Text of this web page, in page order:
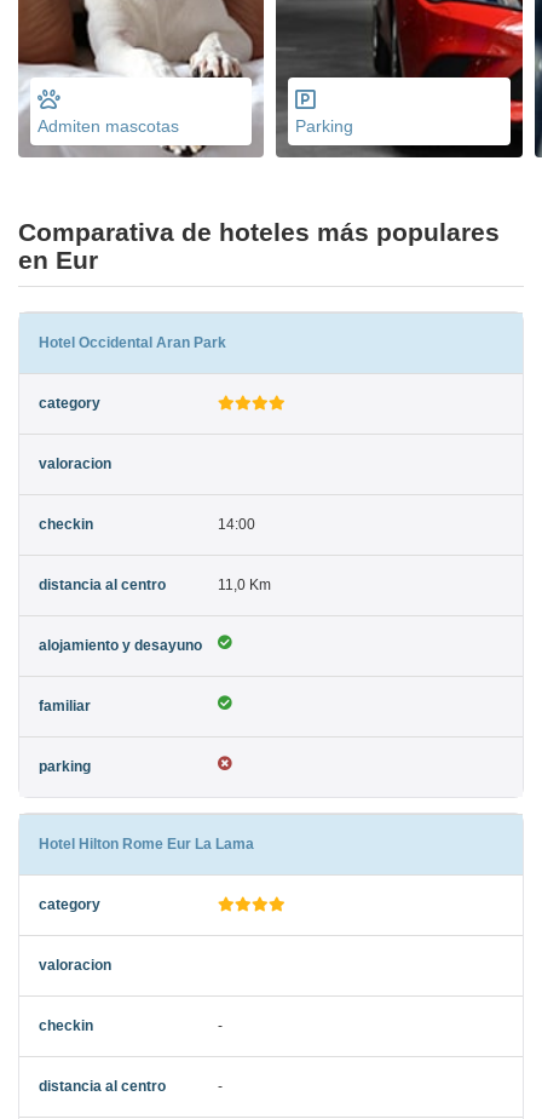
Admiten mascotas Parking
Comparativa de hoteles más populares
en Eur
Hotel Occidental Aran Park
14:00
11,0 Km
Hotel Hilton Rome Eur La Lama
-
-